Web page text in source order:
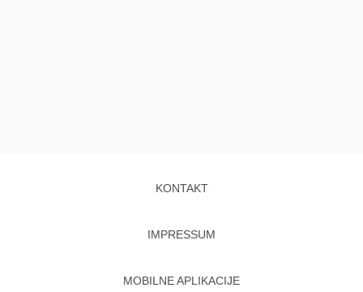
KONTAKT
IMPRESSUM
MOBILNE APLIKACIJE